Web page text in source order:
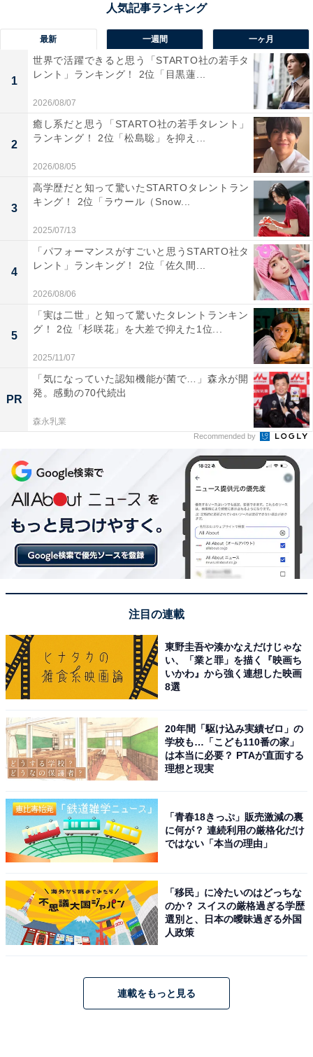
1位：中条あやみ／69票
1位に輝いたのは中条あやみさん。ハーフ特有の奥行き
のある骨格と、シャープなフェイスラインは、横から見
た時にその美しさが最大限に発揮されます。理想的なE
ライン（横顔の鼻先と下顎を結ぶライン）を持ってお
り、クールさと優雅さが同居したその横顔は、見る者を
圧倒する気品を放っています。
「鼻筋がきれいでシュッとした美人なので横顔も綺
麗だと思います」（30代女性／京都府）
「KATEのイメージキャラクターを務められ、お店
で見るたびにメイクが映える方だと」（30代女性／
広島県）
「外国人のような鼻の高さがある新しい時代の顔だ
なと思いました」（40代女性／大阪府）
※回答者からのコメントは原文ママです
最新 一週間 一ヶ月
1
世界で活躍できると思う「STARTO社の若手タ
レント」ランキング！ 2位「目黒蓮...
2026/08/07
2
癒し系だと思う「STARTO社の若手タレント」
ランキング！ 2位「松島聡」を抑え...
2026/08/05
3
高学歴だと知って驚いたSTARTOタレントラン
キング！ 2位「ラウール（Snow...
2025/07/13
4
「パフォーマンスがすごいと思うSTARTO社タ
レント」ランキング！ 2位「佐久間...
2026/08/06
5
「実は二世」と知って驚いたタレントランキン
グ！ 2位「杉咲花」を大差で抑えた1位...
2025/11/07
PR
「気になっていた認知機能が菌で…」森永が開
発。感動の70代続出
森永乳業
Recommended by
注目の連載
東野圭吾や湊かなえだけじゃな
い、「業と罪」を描く『映画ち
いかわ』から強く連想した映画
8選
20年間「駆け込み実績ゼロ」の
学校も…「こども110番の家」
は本当に必要？ PTAが直面する
理想と現実
「青春18きっぷ」販売激減の裏
に何が？ 連続利用の厳格化だけ
ではない「本当の理由」
「移民」に冷たいのはどっちな
のか？ スイスの厳格過ぎる学歴
選別と、日本の曖昧過ぎる外国
人政策
連載をもっと見る